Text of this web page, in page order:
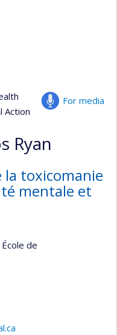
For media
Action
Ryan
la toxicomanie
mentale et
de